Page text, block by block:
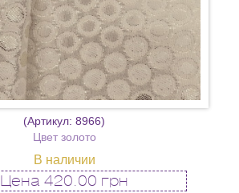
(Артикул: 8966)
Цвет золото
В наличии
Цена 420.00 грн